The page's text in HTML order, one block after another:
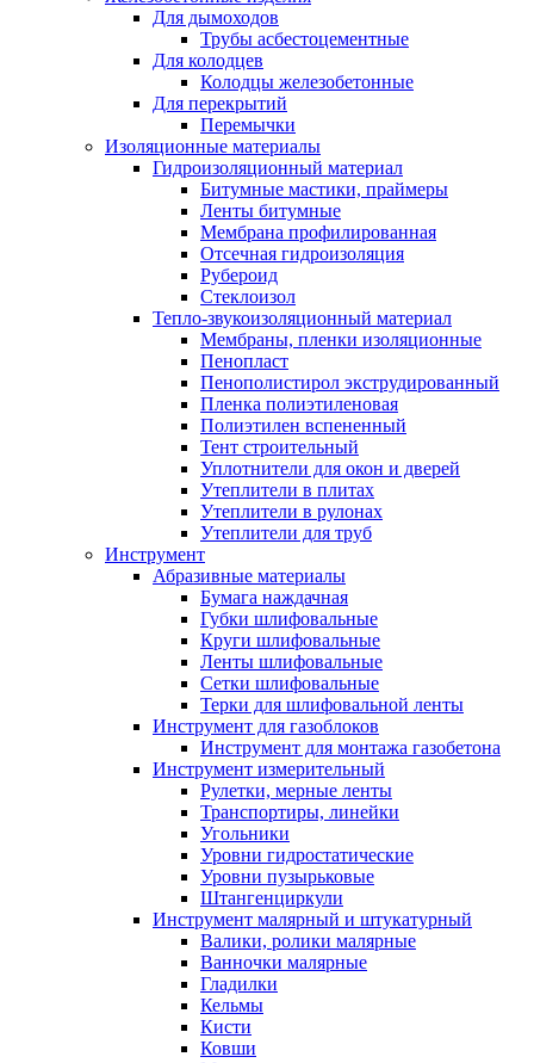
Для дымоходов
Трубы асбестоцементные
Для колодцев
Колодцы железобетонные
Для перекрытий
Перемычки
Изоляционные материалы
Гидроизоляционный материал
Битумные мастики, праймеры
Ленты битумные
Мембрана профилированная
Отсечная гидроизоляция
Рубероид
Стеклоизол
Тепло-звукоизоляционный материал
Мембраны, пленки изоляционные
Пенопласт
Пенополистирол экструдированный
Пленка полиэтиленовая
Полиэтилен вспененный
Тент строительный
Уплотнители для окон и дверей
Утеплители в плитах
Утеплители в рулонах
Утеплители для труб
Инструмент
Абразивные материалы
Бумага наждачная
Губки шлифовальные
Круги шлифовальные
Ленты шлифовальные
Сетки шлифовальные
Терки для шлифовальной ленты
Инструмент для газоблоков
Инструмент для монтажа газобетона
Инструмент измерительный
Рулетки, мерные ленты
Транспортиры, линейки
Угольники
Уровни гидростатические
Уровни пузырьковые
Штангенциркули
Инструмент малярный и штукатурный
Валики, ролики малярные
Ванночки малярные
Гладилки
Кельмы
Кисти
Ковши